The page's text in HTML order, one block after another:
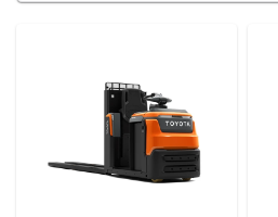
Capacidade de carga
1000kg
Elevação